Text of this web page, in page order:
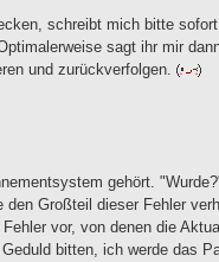
schreibt mich bitte
sagt ihr mir
und zurückverfolgen.
gehört.
Großteil dieser Fehler
vor, von denen die
bitten, ich werde das